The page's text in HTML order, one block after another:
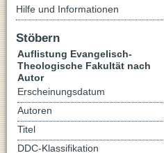
Hilfe und Informationen
Stöbern
Auflistung Evangelisch-
Theologische Fakultät nach
Autor
Erscheinungsdatum
Autoren
Titel
DDC-Klassifikation